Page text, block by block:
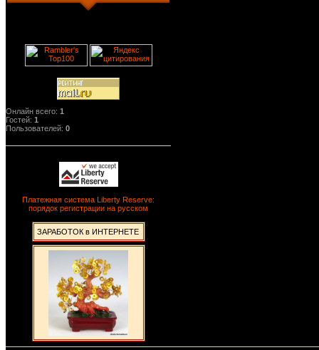
Онлайн всего: 1
Гостей: 1
Пользователей: 0
Платежная система Liberty Reserve:
порядок регистрации на русском
ЗАРАБОТОК в ИНТЕРНЕТЕ